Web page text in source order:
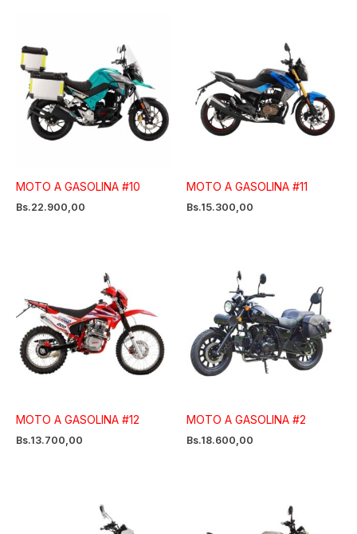
MOTO A GASOLINA #10
Bs.22.900,00
MOTO A GASOLINA #11
Bs.15.300,00
MOTO A GASOLINA #12
Bs.13.700,00
MOTO A GASOLINA #2
Bs.18.600,00